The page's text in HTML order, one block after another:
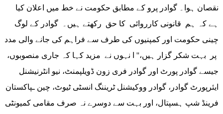
نقصان ہوا۔ گوادر پرو کے مطابق حکومت نے خط میں اعلان کیا
ہے کہ ہم قانونی کارروائی کا حق رکھتے ہیں۔ گوادر کے لوگ
چینی حکومت اور کمپنیوں کی طرف سے فراہم کی جانے والی مدد
پر بہت شکر گزار ہیں،'' ا نہوں نے مزید کہا کہ جاری منصوبوں،
جیسے گوادر پورٹ اور گوادر فری زون ڈویلپمنٹ، نیو انٹرنیشنل
ایئرپورٹ گوادر، گوادر ووکیشنل ٹریننگ انسٹی ٹیوٹ، چین ـپاکستان
فرینڈ شپ ہسپتال، اور بہت سے دوسرے نہ صرف مقامی کمیونٹی